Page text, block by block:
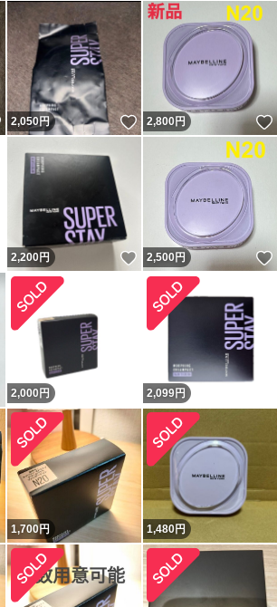
いいね！
2,050円 いいね！
2,800円
いいね！
2,200円 いいね！
2,500円
2,000 円 2,099円
1,700円 1,480円